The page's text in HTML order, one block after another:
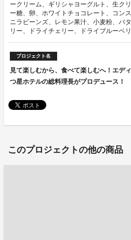
ークリーム、ギリシャヨーグルト、生ク
ー糖、卵、ホワイトチョコレート、コン
ニラビーンズ、レモン果汁、小麦粉、バ
リー、ドライチェリー、ドライブルーベ
プロジェクト名
見て楽しむから、食べて楽しむへ！エデ
つ星ホテルの総料理長がプロデュース！
このプロジェクトの他の商品